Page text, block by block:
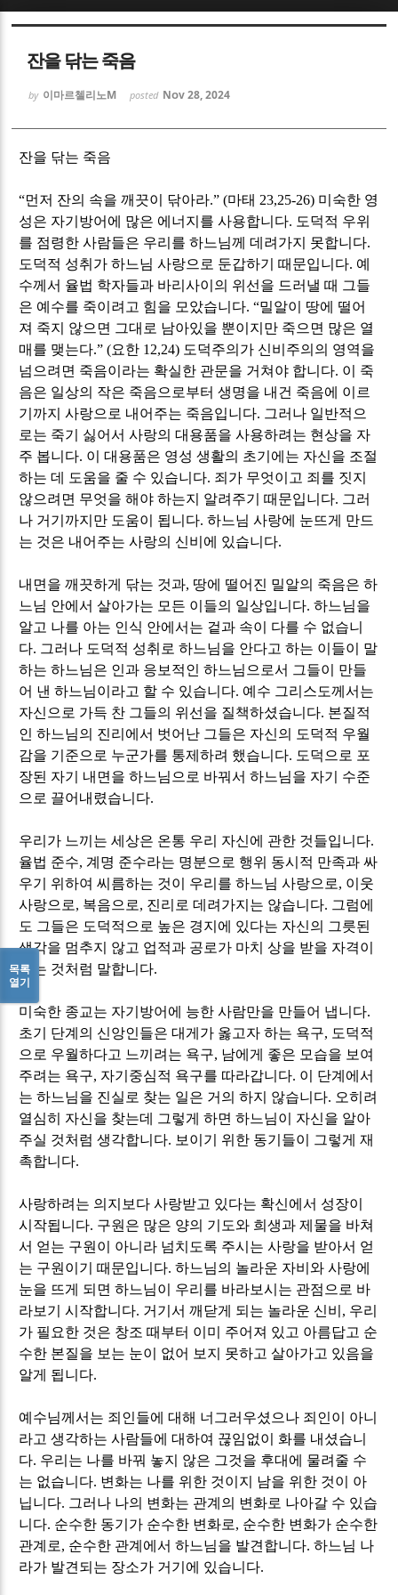
잔을 닦는 죽음
by 이마르첼리노M posted Nov 28, 2024
잔을 닦는 죽음
“먼저 잔의 속을 깨끗이 닦아라.” (마태 23,25-26) 미숙한 영
성은 자기방어에 많은 에너지를 사용합니다. 도덕적 우위
를 점령한 사람들은 우리를 하느님께 데려가지 못합니다.
도덕적 성취가 하느님 사랑으로 둔갑하기 때문입니다. 예
수께서 율법 학자들과 바리사이의 위선을 드러낼 때 그들
은 예수를 죽이려고 힘을 모았습니다. “밀알이 땅에 떨어
져 죽지 않으면 그대로 남아있을 뿐이지만 죽으면 많은 열
매를 맺는다.” (요한 12,24) 도덕주의가 신비주의의 영역을
넘으려면 죽음이라는 확실한 관문을 거쳐야 합니다. 이 죽
음은 일상의 작은 죽음으로부터 생명을 내건 죽음에 이르
기까지 사랑으로 내어주는 죽음입니다. 그러나 일반적으
로는 죽기 싫어서 사랑의 대용품을 사용하려는 현상을 자
주 봅니다. 이 대용품은 영성 생활의 초기에는 자신을 조절
하는 데 도움을 줄 수 있습니다. 죄가 무엇이고 죄를 짓지
않으려면 무엇을 해야 하는지 알려주기 때문입니다. 그러
나 거기까지만 도움이 됩니다.하느님 사랑에 눈뜨게 만드
는 것은 내어주는 사랑의 신비에 있습니다.
내면을 깨끗하게 닦는 것과, 땅에 떨어진 밀알의 죽음은 하
느님 안에서 살아가는 모든 이들의 일상입니다.하느님을
알고 나를 아는 인식 안에서는 겉과 속이 다를 수 없습니
다. 그러나 도덕적 성취로 하느님을 안다고 하는 이들이 말
하는 하느님은 인과 응보적인 하느님으로서 그들이 만들
어 낸 하느님이라고 할 수 있습니다. 예수 그리스도께서는
자신으로 가득 찬 그들의 위선을 질책하셨습니다. 본질적
인 하느님의 진리에서 벗어난 그들은 자신의 도덕적 우월
감을 기준으로 누군가를 통제하려 했습니다. 도덕으로 포
장된 자기 내면을 하느님으로 바꿔서 하느님을 자기 수준
으로 끌어내렸습니다.
우리가 느끼는 세상은 온통 우리 자신에 관한 것들입니다.
율법 준수,계명 준수라는 명분으로 행위 동시적 만족과 싸
우기 위하여 씨름하는 것이 우리를 하느님 사랑으로, 이웃
사랑으로, 복음으로, 진리로 데려가지는 않습니다. 그럼에
도 그들은 도덕적으로 높은 경지에 있다는 자신의 그릇된
생각을 멈추지 않고 업적과 공로가 마치 상을 받을 자격이
있는 것처럼 말합니다.
미숙한 종교는 자기방어에 능한 사람만을 만들어 냅니다.
초기 단계의 신앙인들은 대게가 옳고자 하는 욕구, 도덕적
으로 우월하다고 느끼려는 욕구, 남에게 좋은 모습을 보여
주려는 욕구, 자기중심적 욕구를 따라갑니다. 이 단계에서
는 하느님을 진실로 찾는 일은 거의 하지 않습니다. 오히려
열심히 자신을 찾는데 그렇게 하면 하느님이 자신을 알아
주실 것처럼 생각합니다. 보이기 위한 동기들이 그렇게 재
촉합니다.
사랑하려는 의지보다 사랑받고 있다는 확신에서 성장이
시작됩니다. 구원은 많은 양의 기도와 희생과 제물을 바쳐
서 얻는 구원이 아니라 넘치도록 주시는 사랑을 받아서 얻
는 구원이기 때문입니다.하느님의 놀라운 자비와 사랑에
눈을 뜨게 되면 하느님이 우리를 바라보시는 관점으로 바
라보기 시작합니다. 거기서 깨닫게 되는 놀라운 신비 , 우리
가 필요한 것은 창조 때부터 이미 주어져 있고 아름답고 순
수한 본질을 보는 눈이 없어 보지 못하고 살아가고 있음을
알게 됩니다.
예수님께서는 죄인들에 대해 너그러우셨으나 죄인이 아니
라고 생각하는 사람들에 대하여 끊임없이 화를 내셨습니
다. 우리는 나를 바꿔 놓지 않은 그것을 후대에 물려줄 수
는 없습니다. 변화는 나를 위한 것이지 남을 위한 것이 아
닙니다. 그러나 나의 변화는 관계의 변화로 나아갈 수 있습
니다. 순수한 동기가 순수한 변화로, 순수한 변화가 순수한
관계로, 순수한 관계에서 하느님을 발견합니다.하느님 나
라가 발견되는 장소가 거기에 있습니다.
목록
열기
Sketchbook5, 스케치북5
Sketchbook5, 스케치북5
Sketchbook5, 스케치북5
Sketchbook5, 스케치북5